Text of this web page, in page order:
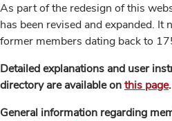
As part of the redesign of this
has been revised and expanded. It
former members dating back to
Detailed explanations and user
directory are available onthis page.
General information regarding